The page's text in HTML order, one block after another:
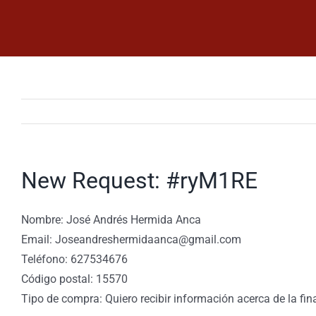
New Request: #ryM1RE
Nombre: José Andrés Hermida Anca
Email: Joseandreshermidaanca@gmail.com
Teléfono: 627534676
Código postal: 15570
Tipo de compra: Quiero recibir información acerca de la